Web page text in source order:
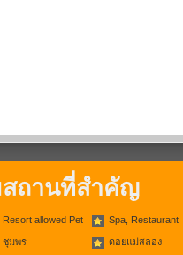
ถานที่สำคัญ
Resort allowed Pet Spa, Restaurant
ชุมพร
ดอยแม่สลอง